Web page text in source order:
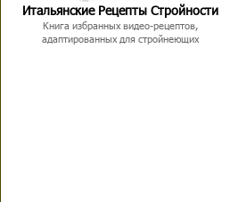
Итальянские Рецепты Стройности
Книга избранных видео-рецептов,
адаптированных для стройнеющих